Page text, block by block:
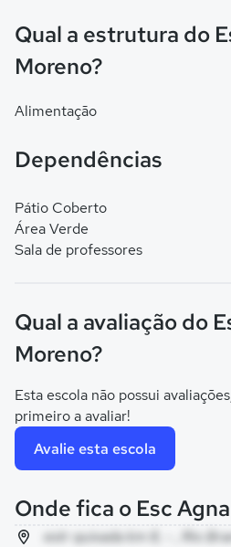
Qual a estrutura do
Moreno?
Alimentação
Dependências
Pátio Coberto
Área Verde
Sala de professores
Qual a avaliação do
Moreno?
Esta escola não possui
primeiro a avaliar!
Avalie esta escola
Onde fica o Esc
estr quixada km 8, - , Rio